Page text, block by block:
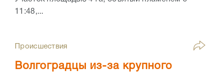
11:48,...
Происшествия
Волгоградцы из-за крупного